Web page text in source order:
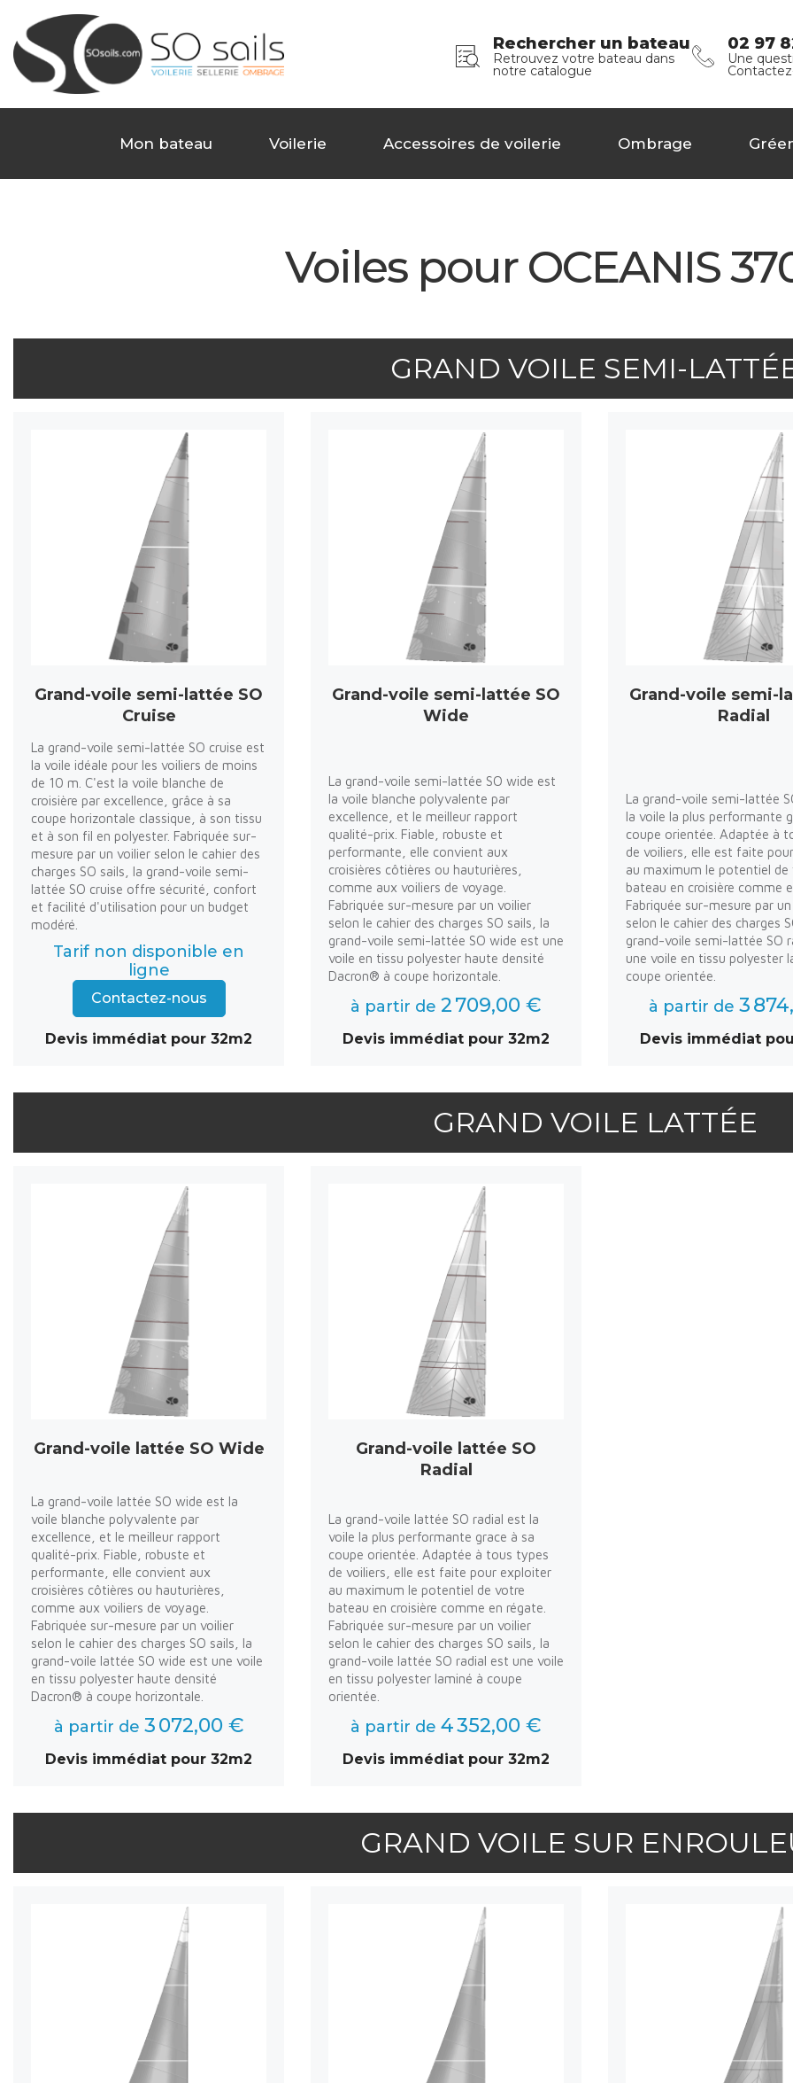
Rechercher un bateau
Retrouvez votre bateau dans
notre catalogue
02 97
Une
Mon bateau Voilerie Accessoires de voilerie Ombrage
Voiles pour OCEANIS
GRAND VOILE SEMI-
Grand-voile semi-lattée SO
Cruise
La grand-voile semi-lattée SO cruise est
la voile idéale pour les voiliers de moins
de 10 m. C'est la voile blanche de
croisière par excellence, grâce à sa
coupe horizontale classique, à son tissu
et à son fil en polyester. Fabriquée sur-
mesure par un voilier selon le cahier des
charges SO sails, la grand-voile semi-
lattée SO cruise offre sécurité, confort
et facilité d'utilisation pour un budget
modéré.
Tarif non disponible en
ligne
Contactez-nous
Devis immédiat pour 32m2
Grand-voile semi-lattée SO
Wide
La grand-voile semi-lattée SO wide est
la voile blanche polyvalente par
excellence, et le meilleur rapport
qualité-prix. Fiable, robuste et
performante, elle convient aux
croisières côtières ou hauturières,
comme aux voiliers de voyage.
Fabriquée sur-mesure par un voilier
selon le cahier des charges SO sails, la
grand-voile semi-lattée SO wide est une
voile en tissu polyester haute densité
Dacron® à coupe horizontale.
à partir de 2 709,00 €
Devis immédiat pour 32m2
Grand-voile semi-
Radial
La grand-voile semi-lattée
la voile la plus performante
coupe orientée. Adaptée à
de voiliers, elle est faite
au maximum le potentiel de
bateau en croisière comme
Fabriquée sur-mesure par
selon le cahier des charges
grand-voile semi-lattée SO
une voile en tissu polyester
coupe orientée.
à partir de 3
Devis immédiat
GRAND VOILE LATTÉE
Grand-voile lattée SO Wide
La grand-voile lattée SO wide est la
voile blanche polyvalente par
excellence, et le meilleur rapport
qualité-prix. Fiable, robuste et
performante, elle convient aux
croisières côtières ou hauturières,
comme aux voiliers de voyage.
Fabriquée sur-mesure par un voilier
selon le cahier des charges SO sails, la
grand-voile lattée SO wide est une voile
en tissu polyester haute densité
Dacron® à coupe horizontale.
à partir de 3 072,00 €
Devis immédiat pour 32m2
Grand-voile lattée SO
Radial
La grand-voile lattée SO radial est la
voile la plus performante grace à sa
coupe orientée. Adaptée à tous types
de voiliers, elle est faite pour exploiter
au maximum le potentiel de votre
bateau en croisière comme en régate.
Fabriquée sur-mesure par un voilier
selon le cahier des charges SO sails, la
grand-voile lattée SO radial est une voile
en tissu polyester laminé à coupe
orientée.
à partir de 4 352,00 €
Devis immédiat pour 32m2
GRAND VOILE SUR